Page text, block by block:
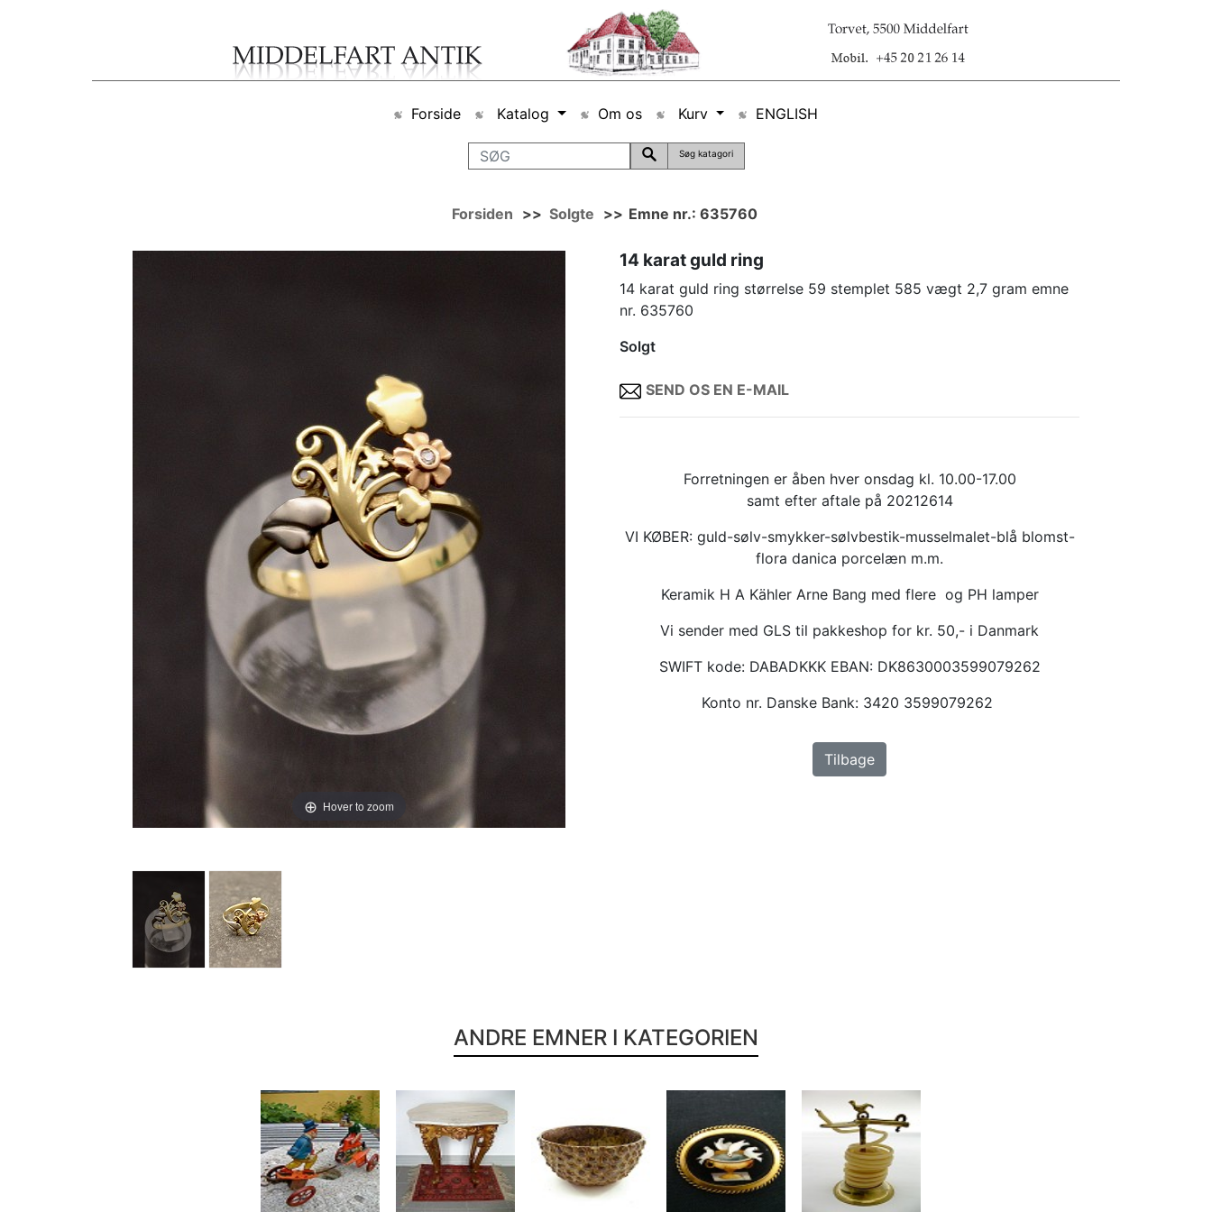
Forside Katalog Om os Kurv ENGLISH
Søg katagori
Forsiden >> Solgte >> Emne nr.: 635760
Hover to zoom
14 karat guld ring
14 karat guld ring størrelse 59 stemplet 585 vægt 2,7 gram emne
nr. 635760
Solgt
SEND OS EN E-MAIL
Forretningen er åben hver onsdag kl. 10.00-17.00
samt efter aftale på 20212614
VI KØBER: guld-sølv-smykker-sølvbestik-musselmalet-blå blomst-
flora danica porcelæn m.m.
Keramik H A Kähler Arne Bang med flere og PH lamper
Vi sender med GLS til pakkeshop for kr. 50,- i Danmark
SWIFT kode: DABADKKK EBAN: DK8630003599079262
Konto nr. Danske Bank: 3420 3599079262
Tilbage
ANDRE EMNER I KATEGORIEN